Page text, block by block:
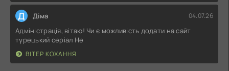
Д Діма 04.07.26
Адміністрація, вітаю! Чи є можливість додати на сайт
турецький серіал Не
ВІТЕР КОХАННЯ